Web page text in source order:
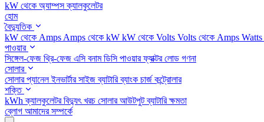
kW থেকে অ্যাম্পস ক্যালকুলেটর
হোম
বৈদ্যুতিক
kW থেকে Amps Amps থেকে kW kW থেকে Volts Volts থেকে Amps
পাওয়ার
সিঙ্গেল-ফেজ থ্রি-ফেজ এসি বনাম ডিসিপাওয়ার ফ্যাক্টরলোড গণনা
সোলার
সোলার প্যানেলইনভার্টার সাইজব্যাটারি ব্যাংক চার্জ কন্ট্রোলার
শক্তি
kWh ক্যালকুলেটরবিদ্যুৎ খরচ সোলার আউটপুটব্যাটারি ক্ষমতা
ব্লোগ আমাদের সম্পর্কে